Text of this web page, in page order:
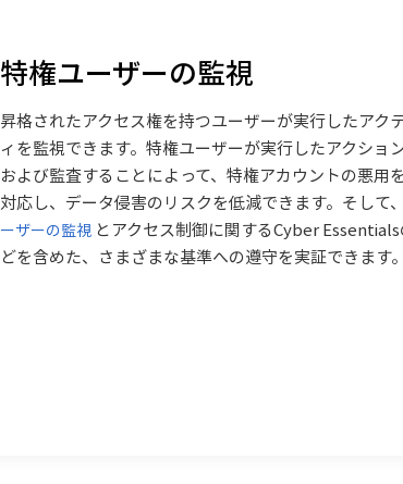
特権ユーザーの監視
昇格されたアクセス権を持つユーザーが実行したアク
ィを監視できます。特権ユーザーが実行したアクショ
および監査することによって、特権アカウントの悪用
対応し、データ侵害のリスクを低減できます。そして、
ーザーの監視 とアクセス制御に関するCyber
どを含めた、さまざまな基準への遵守を実証できます。